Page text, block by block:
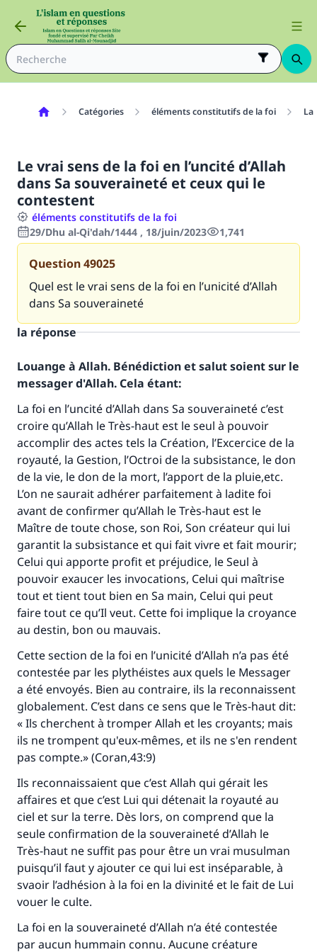
Catégories éléments constitutifs de la foi La
Le vrai sens de la foi en l’uncité d’Allah
dans Sa souveraineté et ceux qui le
contestent
éléments constitutifs de la foi
29/Dhu al-Qi'dah/1444 , 18/juin/2023
1,741
Question49025
Quel est le vrai sens de la foi en l’unicité d’Allah
dans Sa souveraineté
la réponse
Louange à Allah. Bénédiction et salut soient sur le
messager d'Allah. Cela étant:
La foi en l’uncité d’Allah dans Sa souveraineté c’est
croire qu’Allah le Très-haut est le seul à pouvoir
accomplir des actes tels la Création, l’Excercice de la
royauté, la Gestion, l’Octroi de la subsistance, le don
de la vie, le don de la mort, l’apport de la pluie,etc.
L’on ne saurait adhérer parfaitement à ladite foi
avant de confirmer qu’Allah le Très-haut est le
Maître de toute chose, son Roi, Son créateur qui lui
garantit la subsistance et qui fait vivre et fait mourir;
Celui qui apporte profit et préjudice, le Seul à
pouvoir exaucer les invocations, Celui qui maîtrise
tout et tient tout bien en Sa main, Celui qui peut
faire tout ce qu’Il veut. Cette foi implique la croyance
au destin, bon ou mauvais.
Cette section de la foi en l’unicité d’Allah n’a pas été
contestée par les plythéistes aux quels le Messager
a été envoyés. Bien au contraire, ils la reconnaissent
globalement. C’est dans ce sens que le Très-haut dit:
« Ils cherchent à tromper Allah et les croyants; mais
ils ne trompent qu'eux-mêmes, et ils ne s'en rendent
pas compte.» (Coran,43:9)
Ils reconnaissaient que c’est Allah qui gérait les
affaires et que c’est Lui qui détenait la royauté au
ciel et sur la terre. Dès lors, on comprend que la
seule confirmation de la souveraineté d’Allah le
Très-haut ne suffit pas pour être un vrai musulman
puisqu’il faut y ajouter ce qui lui est inséparable, à
svaoir l’adhésion à la foi en la divinité et le fait de Lui
vouer le culte.
La foi en la souveraineté d’Allah n’a été contestée
par aucun hummain connu. Aucune créature